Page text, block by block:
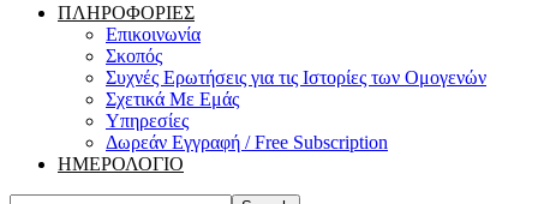
ΠΛΗΡΟΦΟΡΙΕΣ
Επικοινωνία
Σκοπός
Συχνές Ερωτήσεις για τις Ιστορίες των Ομογενών
Σχετικά Με Εμάς
Υπηρεσίες
Δωρεάν Εγγραφή / Free Subscription
ΗΜΕΡΟΛΟΓΙΟ